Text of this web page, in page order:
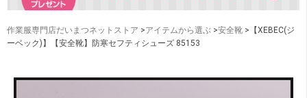
作業服専門店だいまつネットストア >アイテムから選ぶ >安全靴 >【XEBEC(ジ
ーベック)】【安全靴】防寒セフティシューズ 85153